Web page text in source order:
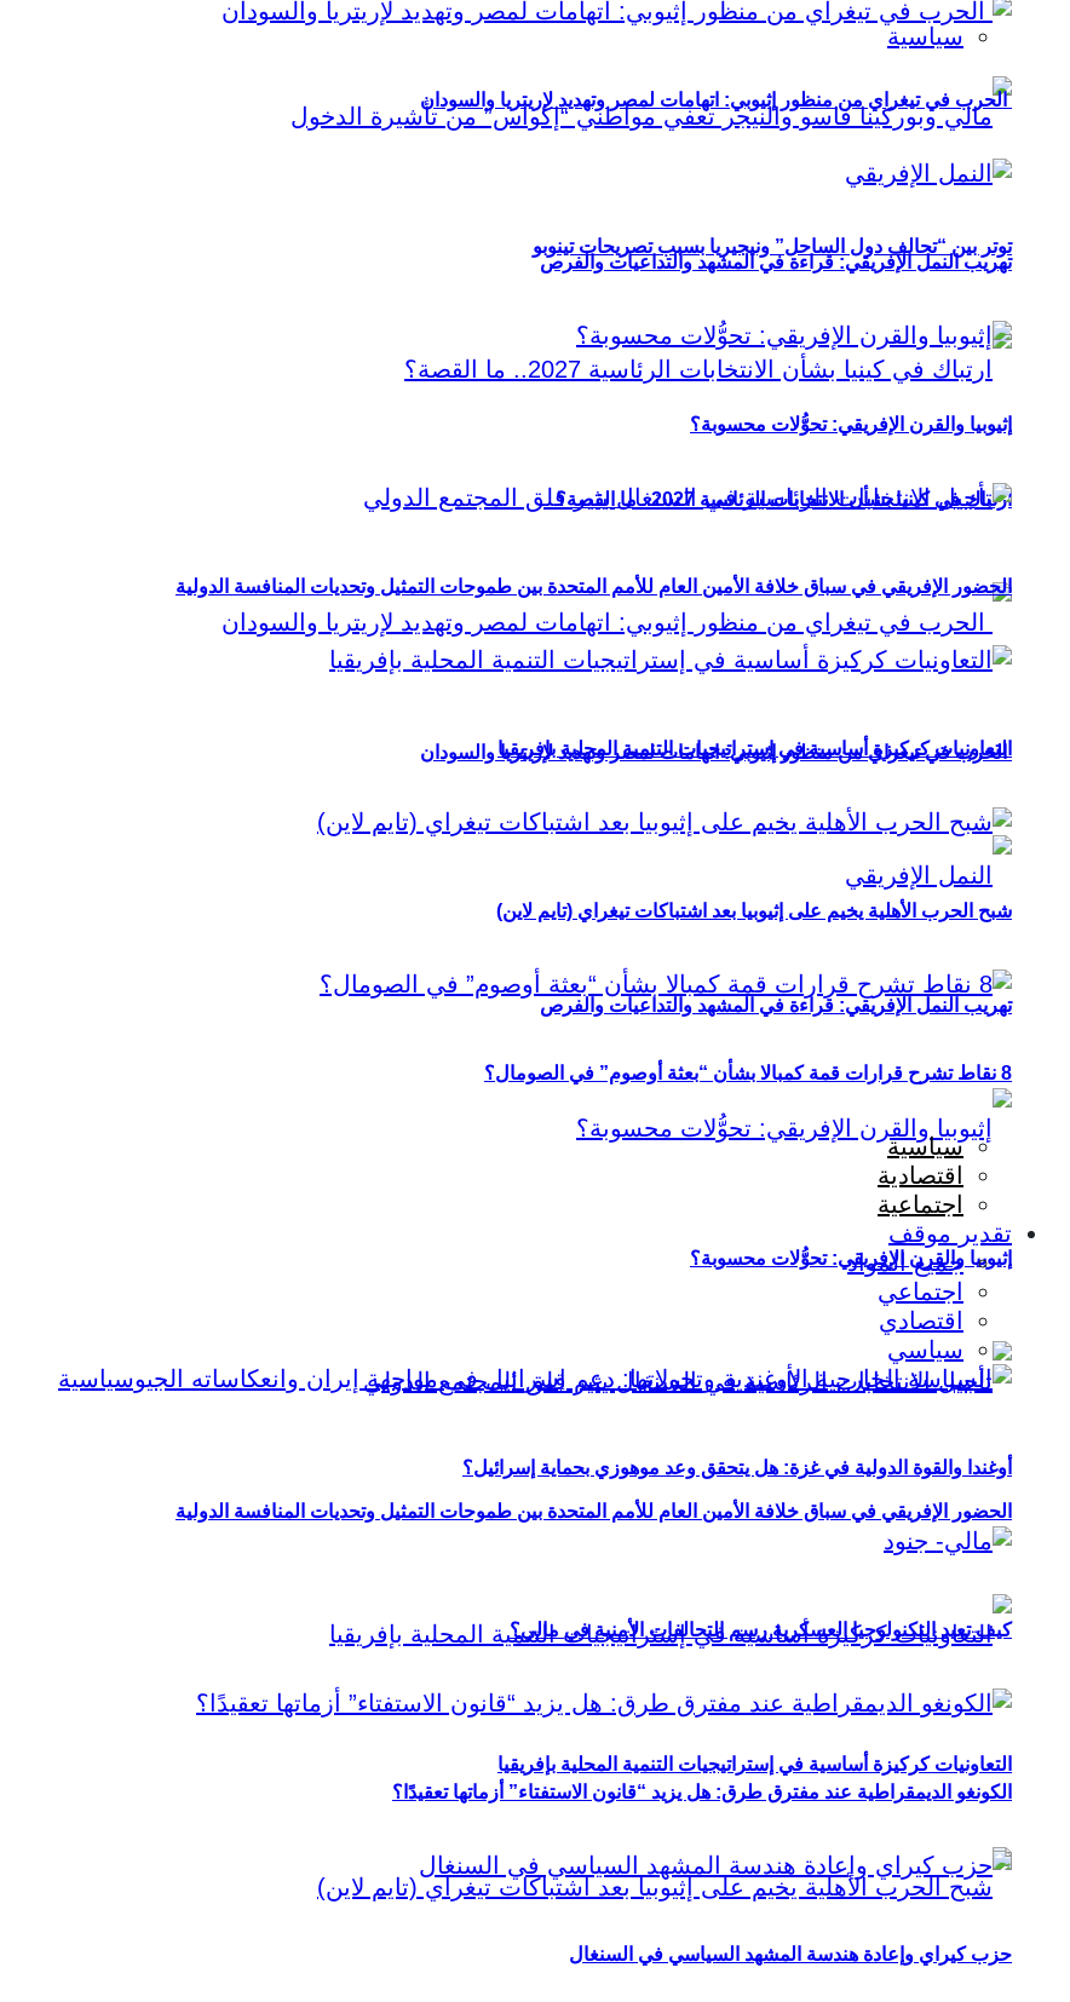
سياسية
توتر بين “تحالف دول الساحل” ونيجيريا بسبب تصريحات تينوبو
ارتباك في كينيا بشأن الانتخابات الرئاسية 2027.. ما القصة؟
الحرب في تيغراي من منظور إثيوبي: اتهامات لمصر وتهديد لإريتريا والسودان
تهريب النمل الإفريقي: قراءة في المشهد والتداعيات والفرص
إثيوبيا والقرن الإفريقي: تحوُّلات محسوبة؟
الحضور الإفريقي في سباق خلافة الأمين العام للأمم المتحدة بين طموحات التمثيل وتحديات المنافسة الدولية
التعاونيات كركيزة أساسية في إستراتيجيات التنمية المحلية بإفريقيا
الحرب في تيغراي من منظور إثيوبي: اتهامات لمصر وتهديد لإريتريا والسودان
تهريب النمل الإفريقي: قراءة في المشهد والتداعيات والفرص
إثيوبيا والقرن الإفريقي: تحوُّلات محسوبة؟
الحضور الإفريقي في سباق خلافة الأمين العام للأمم المتحدة بين طموحات التمثيل وتحديات المنافسة الدولية
التعاونيات كركيزة أساسية في إستراتيجيات التنمية المحلية بإفريقيا
شبح الحرب الأهلية يخيم على إثيوبيا بعد اشتباكات تيغراي (تايم لاين)
8 نقاط تشرح قرارات قمة كمبالا بشأن “بعثة أوصوم” في الصومال؟
سياسية
اقتصادية
اجتماعية
تقدير موقف
جميع المواد
اجتماعي
اقتصادي
سياسي
أوغندا والقوة الدولية في غزة: هل يتحقق وعد موهوزي بحماية إسرائيل؟
كيف تعيد التكنولوجيا العسكرية رسم التحالفات الأمنية في مالي؟
الكونغو الديمقراطية عند مفترق طرق: هل يزيد “قانون الاستفتاء” أزماتها تعقيدًا؟
حزب كيراي وإعادة هندسة المشهد السياسي في السنغال